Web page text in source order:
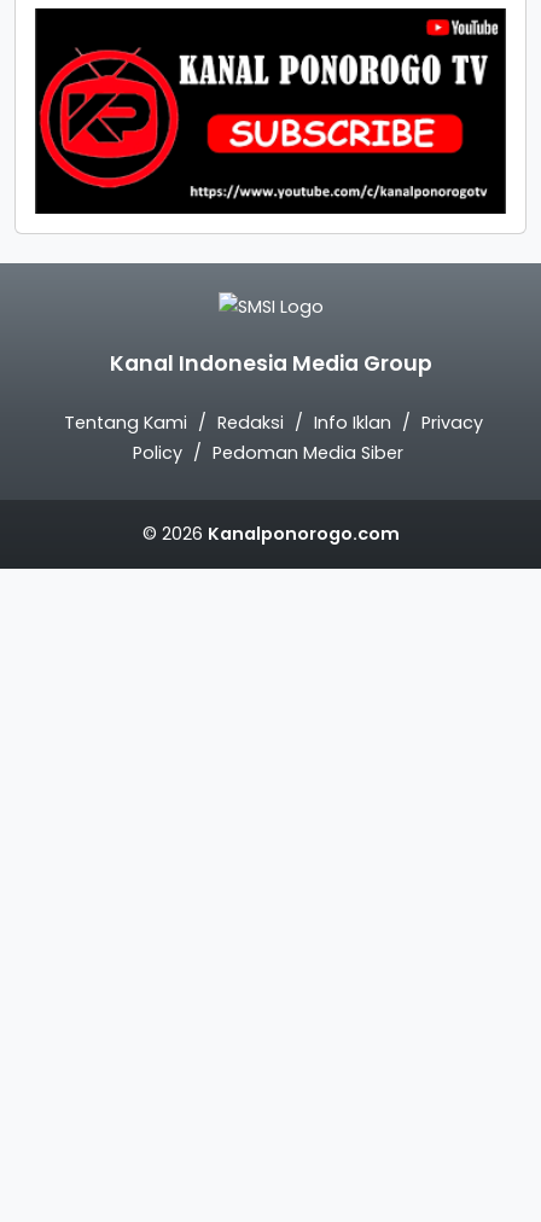
Kanal Indonesia Media Group
Tentang Kami Redaksi Info Iklan
Privacy
Policy
Pedoman Media Siber
© 2026 Kanalponorogo.com